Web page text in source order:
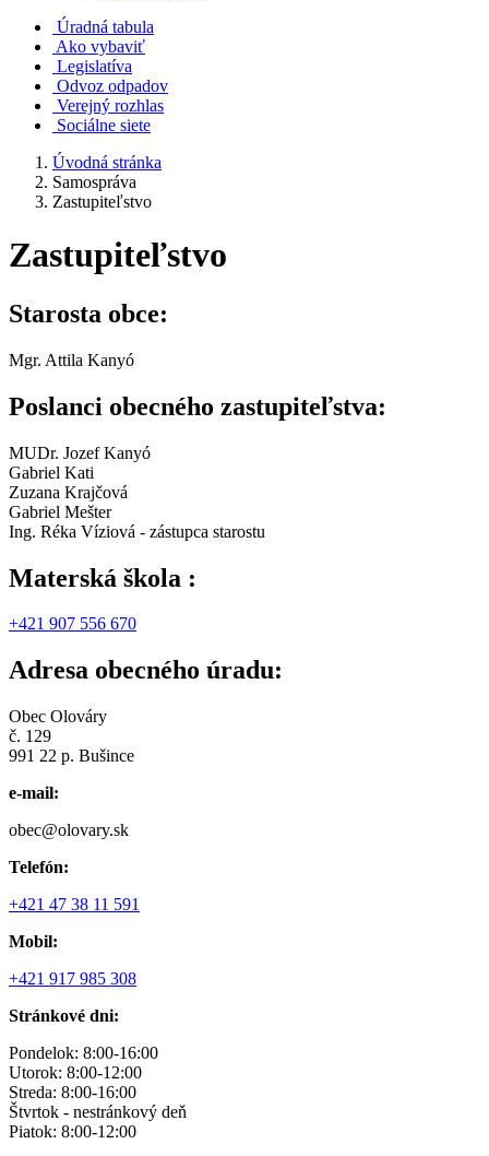
Úradná tabula
Ako vybaviť
Legislatíva
Odvoz odpadov
Verejný rozhlas
Sociálne siete
Úvodná stránka
Samospráva
Zastupiteľstvo
Zastupiteľstvo
Starosta obce:
Mgr. Attila Kanyó
Poslanci obecného zastupiteľstva:
MUDr. Jozef Kanyó
Gabriel Kati
Zuzana Krajčová
Gabriel Mešter
Ing. Réka Víziová - zástupca starostu
Materská škola :
+421 907 556 670
Adresa obecného úradu:
Obec Olováry
č. 129
991 22 p. Bušince
e-mail:
obec@olovary.sk
Telefón:
+421 47 38 11 591
Mobil:
+421 917 985 308
Stránkové dni:
Pondelok: 8:00-16:00
Utorok: 8:00-12:00
Streda: 8:00-16:00
Štvrtok - nestránkový deň
Piatok: 8:00-12:00